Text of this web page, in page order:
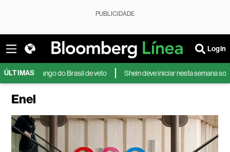
PUBLICIDADE
Login
ÚLTIMAS
frango do Brasil de veto Shein deve iniciar nesta semana sondagem
Enel